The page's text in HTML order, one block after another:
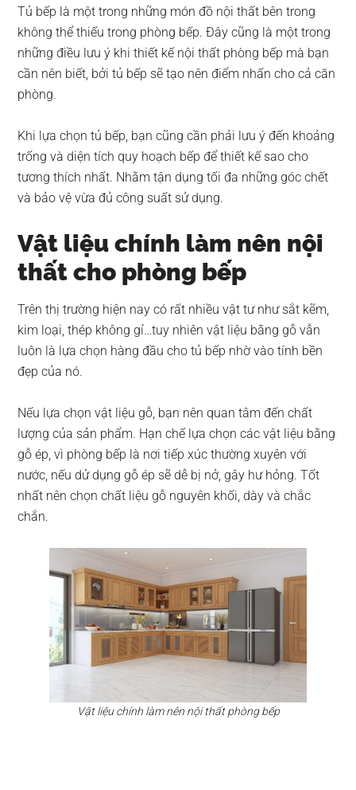
Tủ bếp là một trong những món đồ nội thất bên trong
không thể thiếu trong phòng bếp. Đây cũng là một trong
những điều lưu ý khi thiết kế nội thất phòng bếp mà bạn
cần nên biết, bởi tủ bếp sẽ tạo nên điểm nhấn cho cả căn
phòng.
Khi lựa chọn tủ bếp, bạn cũng cần phải lưu ý đến khoảng
trống và diện tích quy hoạch bếp để thiết kế sao cho
tương thích nhất. Nhằm tận dụng tối đa những góc chết
và bảo vệ vừa đủ công suất sử dụng.
Vật liệu chính làm nên nội
thất cho phòng bếp
Trên thị trường hiện nay có rất nhiều vật tư như sắt kẽm,
kim loại, thép không gỉ…tuy nhiên vật liệu bằng gỗ vẫn
luôn là lựa chọn hàng đầu cho tủ bếp nhờ vào tính bền
đẹp của nó.
Nếu lựa chọn vật liệu gỗ, bạn nên quan tâm đến chất
lượng của sản phẩm. Hạn chế lựa chọn các vật liệu bằng
gỗ ép, vì phòng bếp là nơi tiếp xúc thường xuyên với
nước, nếu dử dụng gỗ ép sẽ dễ bị nở, gây hư hỏng. Tốt
nhất nên chọn chất liệu gỗ nguyên khối, dày và chắc
chắn.
Vật liệu chính làm nên nội thất phòng bếp